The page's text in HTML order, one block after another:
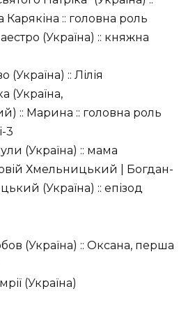
Карякіна :: головна роль
(Україна) :: княжна
:: Лілія
(Україна,
:: Марина :: головна роль
3
(Україна) :: мама
Хмельницький | Богдан-
(Україна) :: епізод
(Україна) :: Оксана, перша
(Україна)